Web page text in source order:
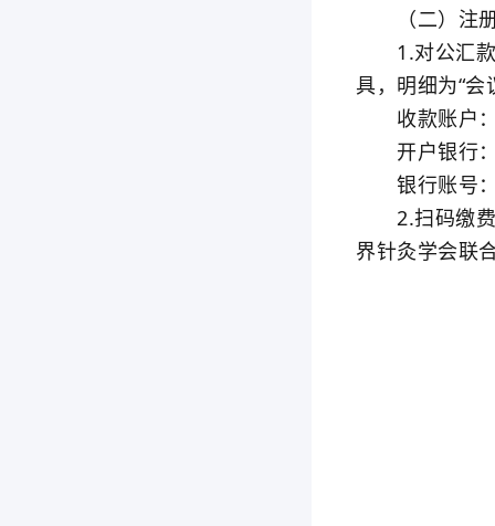
（二）注册
1.对公汇款
具，明细为“会
收款账户：
开户银行：
银行账号：
2.扫码缴费
界针灸学会联